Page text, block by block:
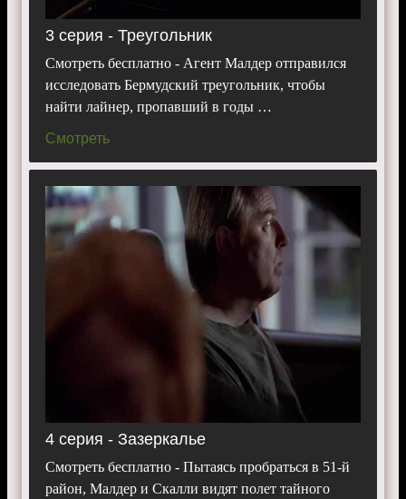
3 серия - Треугольник
Смотреть бесплатно - Агент Малдер отправился
исследовать Бермудский треугольник, чтобы
найти лайнер, пропавший в годы …
Смотреть
4 серия - Зазеркалье
Смотреть бесплатно - Пытаясь пробраться в 51-й
район, Малдер и Скалли видят полет тайного